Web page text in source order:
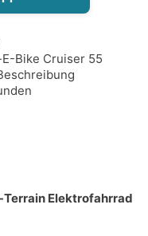
Bike Cruiser 55
Elektrofahrrad